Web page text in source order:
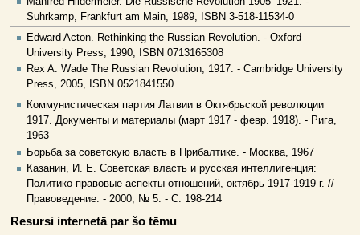
Suhrkamp, Frankfurt am Main, 1989, ISBN 3-518-11534-0
Edward Acton. Rethinking the Russian Revolution. - Oxford
University Press, 1990, ISBN 0713165308
Rex A. Wade The Russian Revolution, 1917. - Cambridge University
Press, 2005, ISBN 0521841550
Коммунистическая партия Латвии в Октябрьской революции
1917. Документы и материалы (март 1917 - февр. 1918). - Рига,
1963
Борьба за советскую власть в Прибалтике. - Москва, 1967
Казанин, И. Е. Советская власть и русская интеллигенция:
Политико-правовые аспекты отношений, октябрь 1917-1919 г. //
Правоведение. - 2000, № 5. - С. 198-214
Resursi internetā par šo tēmu